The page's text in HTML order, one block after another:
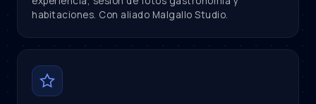
habitaciones. Con aliado Malgallo Studio.